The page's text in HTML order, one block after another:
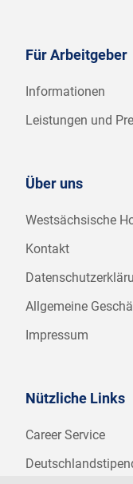
Für Arbeitgeber
Informationen
Leistungen und
Über uns
Westsächsische
Kontakt
Allgemeine
Impressum
Nützliche Links
Career Service